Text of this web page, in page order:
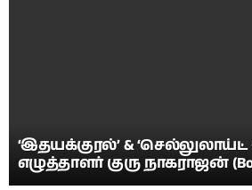
‘இதயக்குரல்’ &
எழுத்தாளர் குரு நாகராஜன்